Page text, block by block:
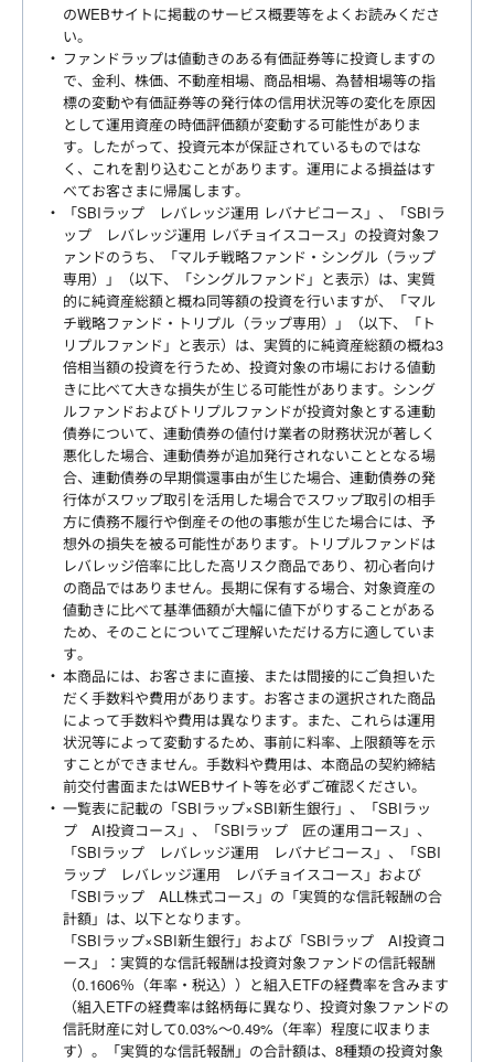
のWEBサイトに掲載のサービス概要等をよくお読みくださ
い。
ファンドラップは値動きのある有価証券等に投資しますの
で、金利、株価、不動産相場、商品相場、為替相場等の指
標の変動や有価証券等の発行体の信用状況等の変化を原因
として運用資産の時価評価額が変動する可能性がありま
す。したがって、投資元本が保証されているものではな
く、これを割り込むことがあります。運用による損益はす
べてお客さまに帰属します。
「SBIラップ レバレッジ運用 レバナビコース」、「SBIラ
ップ レバレッジ運用 レバチョイスコース」の投資対象フ
ァンドのうち、「マルチ戦略ファンド・シングル（ラップ
専用）」（以下、「シングルファンド」と表示）は、実質
的に純資産総額と概ね同等額の投資を行いますが、「マル
チ戦略ファンド・トリプル（ラップ専用）」（以下、「ト
リプルファンド」と表示）は、実質的に純資産総額の概ね3
倍相当額の投資を行うため、投資対象の市場における値動
きに比べて大きな損失が生じる可能性があります。シング
ルファンドおよびトリプルファンドが投資対象とする連動
債券について、連動債券の値付け業者の財務状況が著しく
悪化した場合、連動債券が追加発行されないこととなる場
合、連動債券の早期償還事由が生じた場合、連動債券の発
行体がスワップ取引を活用した場合でスワップ取引の相手
方に債務不履行や倒産その他の事態が生じた場合には、予
想外の損失を被る可能性があります。トリプルファンドは
レバレッジ倍率に比した高リスク商品であり、初心者向け
の商品ではありません。長期に保有する場合、対象資産の
値動きに比べて基準価額が大幅に値下がりすることがある
ため、そのことについてご理解いただける方に適していま
す。
本商品には、お客さまに直接、または間接的にご負担いた
だく手数料や費用があります。お客さまの選択された商品
によって手数料や費用は異なります。また、これらは運用
状況等によって変動するため、事前に料率、上限額等を示
すことができません。手数料や費用は、本商品の契約締結
前交付書面またはWEBサイト等を必ずご確認ください。
一覧表に記載の「SBIラップ×SBI新生銀行」、「SBIラッ
プ AI投資コース」、「SBIラップ 匠の運用コース」、
「SBIラップ レバレッジ運用 レバナビコース」、「SBI
ラップ レバレッジ運用 レバチョイスコース」および
「SBIラップ ALL株式コース」の「実質的な信託報酬の合
計額」は、以下となります。
「SBIラップ×SBI新生銀行」および「SBIラップ AI投資コ
ース」：実質的な信託報酬は投資対象ファンドの信託報酬
（0.1606％（年率・税込））と組入ETFの経費率を含みます
（組入ETFの経費率は銘柄毎に異なり、投資対象ファンドの
信託財産に対して0.03%～0.49%（年率）程度に収まりま
す）。「実質的な信託報酬」の合計額は、8種類の投資対象